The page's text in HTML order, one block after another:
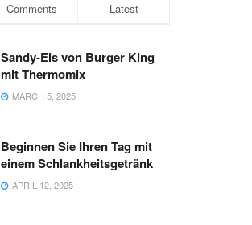
Comments Latest
Sandy-Eis von Burger King
mit Thermomix
MARCH 5, 2025
Beginnen Sie Ihren Tag mit
einem Schlankheitsgetränk
APRIL 12, 2025